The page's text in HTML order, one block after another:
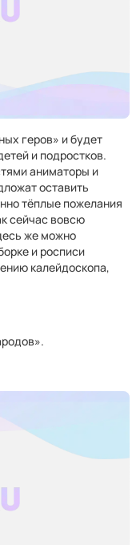
геров» и будет
и подростков.
аниматоры и
оставить
тёплые пожелания
сейчас вовсю
же можно
и росписи
калейдоскопа,